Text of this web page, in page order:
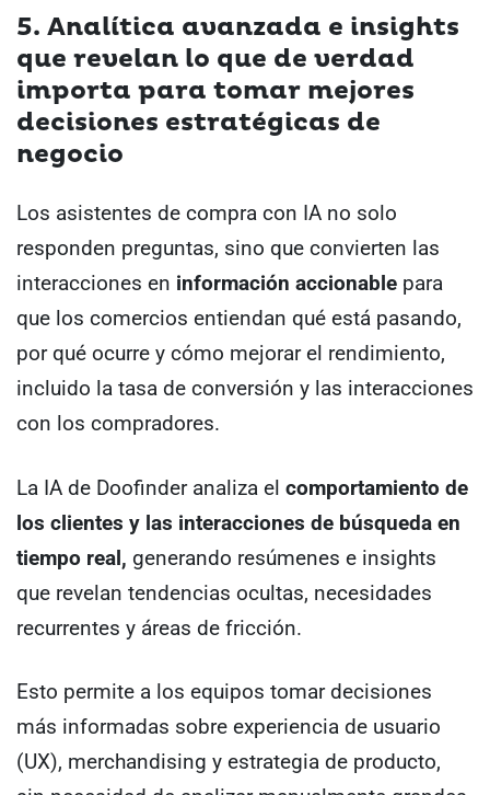
5. Analítica avanzada e insights
que revelan lo que de verdad
importa para tomar mejores
decisiones estratégicas de
negocio
Los asistentes de compra con IA no solo
responden preguntas, sino que convierten las
interacciones en información accionable para
que los comercios entiendan qué está pasando,
por qué ocurre y cómo mejorar el rendimiento,
incluido la tasa de conversión y las interacciones
con los compradores.
La IA de Doofinder analiza el comportamiento de
los clientes y las interacciones de búsqueda en
tiempo real, generando resúmenes e insights
que revelan tendencias ocultas, necesidades
recurrentes y áreas de fricción.
Esto permite a los equipos tomar decisiones
más informadas sobre experiencia de usuario
(UX), merchandising y estrategia de producto,